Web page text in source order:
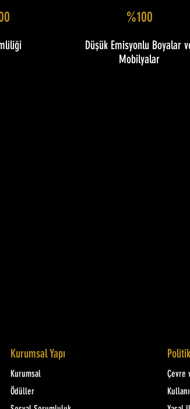
%100
Düşük Emisyonlu Boyalar
Mobilyalar
Kurumsal Yapı
Kurumsal
Ödüller
Çevre